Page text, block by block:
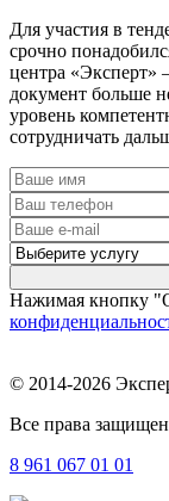
Для участия в
срочно
центра «Эксперт»
документ больше
уровень
сотрудничать
Нажимая кнопку
© 2014-2026
Все права
8 961 067 01 01